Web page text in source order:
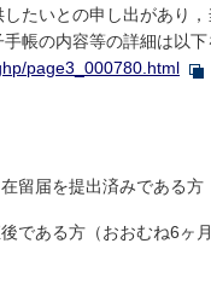
したいとの申し出があり
帳の内容等の詳細は以
page3_000780.html
留届を提出済みである方
である方（おおむね6ヶ